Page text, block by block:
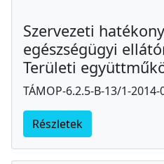
Szervezeti
egészségügyi
Területi
TÁMOP-6.2.5-B-13/1-2014-
Részletek